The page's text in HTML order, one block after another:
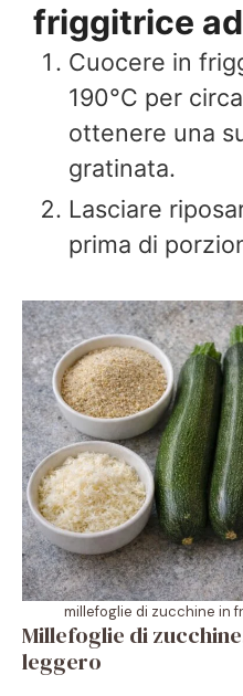
friggitrice
Cuocere in
190°C per
ottenere una
gratinata.
Lasciare
prima di
millefoglie di zucchine in
Millefoglie di
leggero